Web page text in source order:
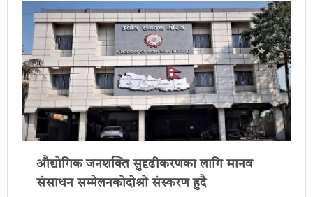
औद्योगिक जनशक्ति सुदृढीकरणका लागि मानव
संसाधन सम्मेलनकोदोश्रो संस्करण हुदै